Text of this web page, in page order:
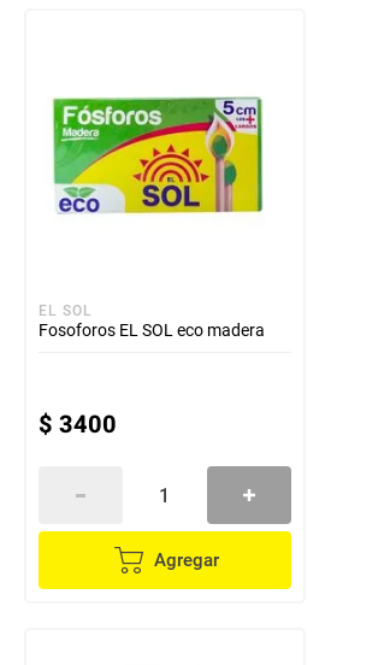
EL SOL
Fosoforos EL SOL eco madera
$ 3400
Agregar